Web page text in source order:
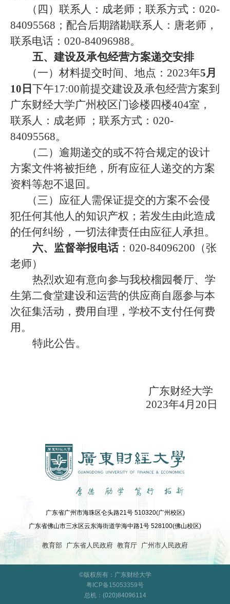
（四）联系人：成老师 ；联系方式： 020-
84095568；配合后期踏勘联系人：唐老师，
联系电话：020-84096988。
五、建设及承包经营方案递交安排
（一）材料提交时间、地点： 2023年5月
10日 下午17:00前提交建设及承包经营方案到
广东财经大学广州校区门诊楼四楼404室，
联系人：成老师 ；联系方式：020-
84095568。
（二）逾期递交的或不符合规定的设计
方案文件将被拒绝， 所有应征人递交的方案
资料等恕不退回。
（三）应征人需保证提交的方案不会侵
犯任何其他人的知识产权；若发生由此造成
的任何纠纷，一切法律责任由应征人承担。
六、监督举报电话： 020-84096200（张
老师）
热烈欢迎有意向参与我校榴园餐厅、学
生第二食堂建设和运营的供应商自愿参与本
次征集活动，费用自理，学校不支付任何费
用。
特此公告。
广东财经大学
2023年4月20日
广东省广州市海珠区仑头路21号 510320(广州校区)
广东省佛山市三水区云东海街道学海中路1号 528100(佛山校区)
教育部 广东省人民政府 教育厅 广州市人民政府
©版权所有：广东财经大学
粤ICP备15053359号
总机：(020)84096114